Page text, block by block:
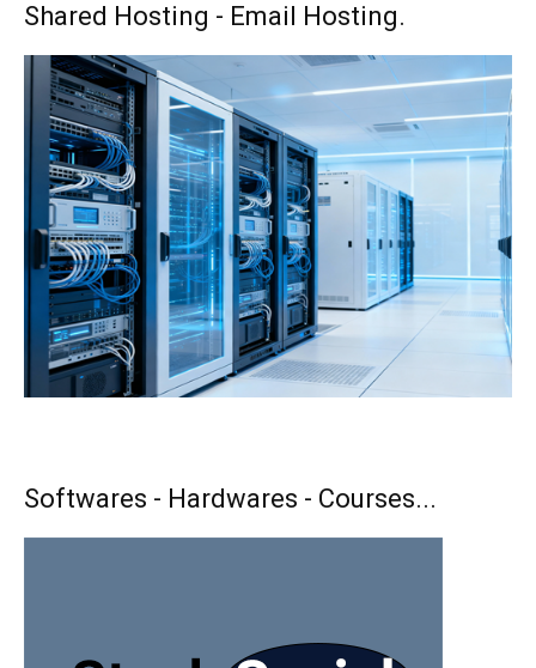
Shared Hosting - Email Hosting.
Softwares - Hardwares - Courses...